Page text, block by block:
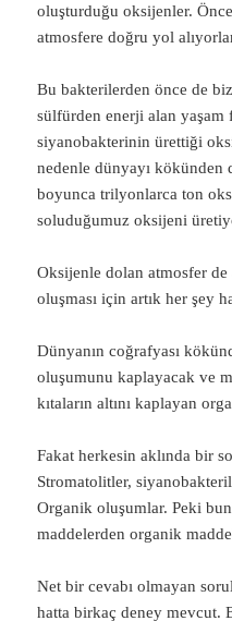
oluşturduğu oksijenler.
atmosfere doğru yol
Bu bakterilerden önce de
sülfürden enerji alan yaşam
siyanobakterinin ürettiği
nedenle dünyayı kökünden
boyunca trilyonlarca ton
soluduğumuz oksijeni
Oksijenle dolan atmosfer de
oluşması için artık her şey
Dünyanın coğrafyası
oluşumunu kaplayacak ve
kıtaların altını kaplayan
Fakat herkesin aklında bir
Stromatolitler,
Organik oluşumlar. Peki
maddelerden organik
Net bir cevabı olmayan
hatta birkaç deney mevcut.